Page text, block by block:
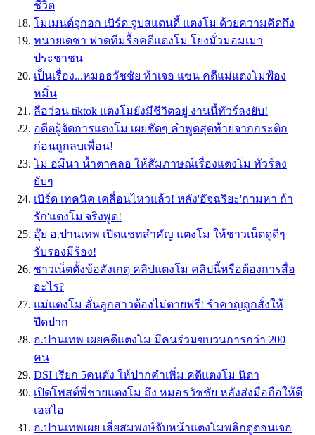
ชีวิต
โมเมนต์จุกอก เบิร์ด จูบสแตนดี้ แตงโม ด้วยความคิดถึง
ทนายเดชา ฟาดทีมรื้อคดีแตงโม โยงมั่วมอมเมา
ประชาชน
เป็นเรื่อง...หมอธวัชชัย ท้าเจอ แซน คดีแม่แตงโมฟ้อง
หมิ่น
ลือว่อน tiktok แตงโมยังมีชีวิตอยู่ งานนี้ทัวร์ลงยับ!
อดีตผู้จัดการแตงโม เผยชัดๆ คำพูดสุดท้ายจากกระติก
ก่อนถูกลบเพื่อน!
โม อมีนา น้ำตาคลอ ให้สัมภาษณ์เรื่องแตงโม ทัวร์ลง
ยับๆ
เบิร์ด เทคนิค เคลื่อนไหวแล้ว! หลัง'อัจฉริยะ'ถามหา ถ้า
รัก'แตงโม'จริงพูด!
อุ๊ย อ.ปานเทพ เปิดแชทสำคัญ แตงโม ให้ชาวเน็ตดูดีๆ
รับรองมีร้อง!
ชาวเน็ตตั้งข้อสังเกตุ คลิปแตงโม คลิปนี้หรือต้องการสื่อ
อะไร?
แม่แตงโม ลั่นลูกสาวต้องไม่ตายฟรี! รำคาญถูกสั่งให้
ปิดปาก
อ.ปานเทพ เผยคดีแตงโม มีคนร่วมขบวนการกว่า 200
คน
DSI เรียก 5คนดัง ให้ปากคำเพิ่ม คดีแตงโม นิดา
เปิดโพสต์พี่ชายแตงโม ถึง หมอธวัชชัย หลังส่งมือถือให้ดี
เอสไอ
อ.ปานเทพเผย เสี่ยสมพงษ์จับหน้าแตงโมพลิกดูตอนเจอ